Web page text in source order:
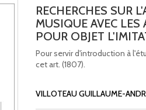
RECHERCHES SUR
MUSIQUE AVEC
POUR OBJET
Pour servir d'introduction à
cet art. (1807).
VILLOTEAU GUILLAUME-